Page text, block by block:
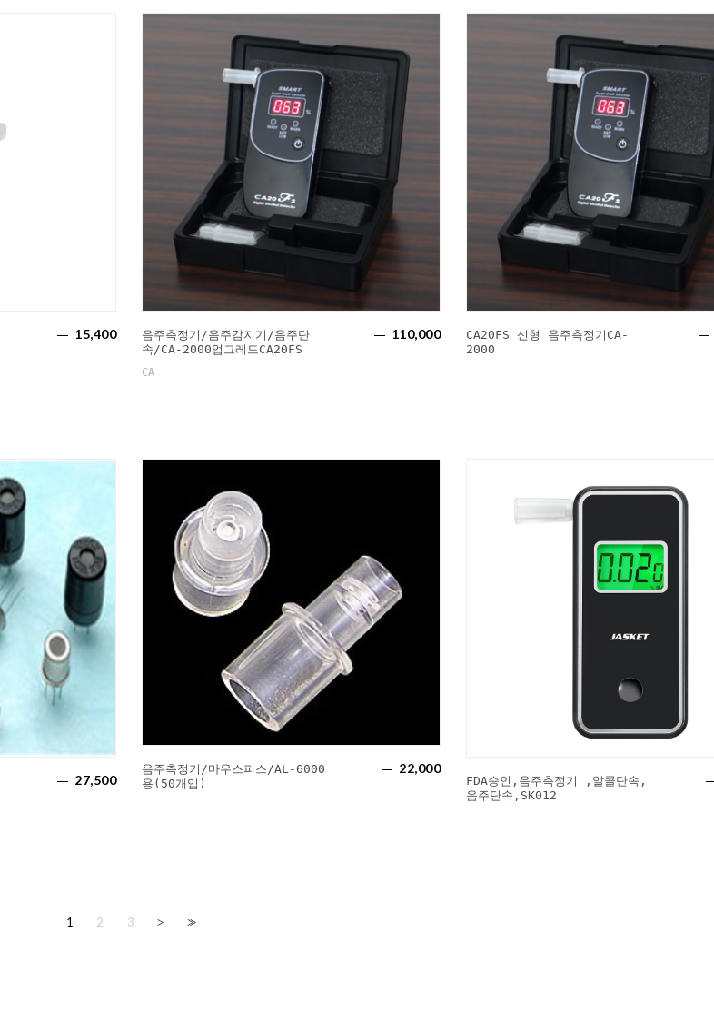
15,400
음주측정기/음주감지기/음주단
속/CA-2000업그레드CA20FS
CA
110,000
CA20FS 신형 음주측정기CA-
2000
27,500
음주측정기/마우스피스/AL-6000
용(50개입)
22,000
FDA승인,음주측정기 ,알콜단속,
음주단속,SK012
1 2 3 > >>